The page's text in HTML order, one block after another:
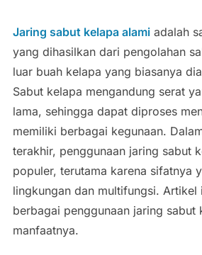
Jaring sabut kelapa alamiadalah
yang dihasilkan dari pengolahan
luar buah kelapa yang biasanya
Sabut kelapa mengandung serat
lama, sehingga dapat diproses
memiliki berbagai kegunaan.
terakhir, penggunaan jaring sabut
populer, terutama karena sifatnya
lingkungan dan multifungsi. Artikel
berbagai penggunaan jaring sabut
manfaatnya.